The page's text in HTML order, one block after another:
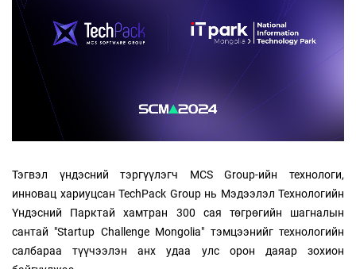
Тэгвэл үндэсний тэргүүлэгч MCS Group-ийн технологи,
инновац хариуцсан TechPack Group нь Мэдээлэл Технологийн
Үндэсний Парктай хамтран 300 сая төгрөгийн шагналын
сантай "Startup Challenge Mongolia" тэмцээнийг технологийн
салбараа түүчээлэн анх удаа улс орон даяар зохион